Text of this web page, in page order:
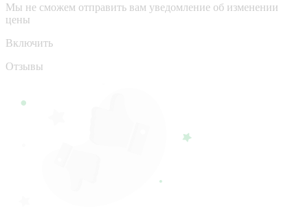
Мы не сможем отправить вам уведомление об изменении
цены
Включить
Отзывы